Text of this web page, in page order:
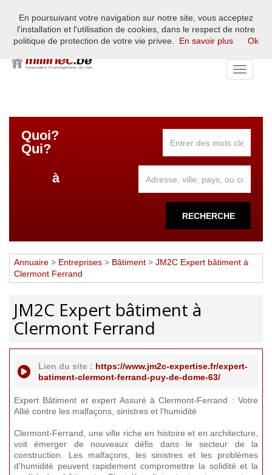
L'annuaire francophone du net européen - France, Belgique,
Suisse, Luxembourg
Toggle
Quoi?
Qui?
à
RECHERCHE
Annuaire > Entreprises > Bâtiment > JM2C Expert bâtiment à
Clermont Ferrand
JM2C Expert bâtiment à
Clermont Ferrand
Lien du site : https://www.jm2c-expertise.fr/expert-
batiment-clermont-ferrand-puy-de-dome-63/
Expert Bâtiment et expert Assuré à Clermont-Ferrand : Votre
Allié contre les malfaçons, sinistres et l'humidité
Clermont-Ferrand, une ville riche en histoire et en architecture,
voit émerger de nouveaux défis dans le secteur de la
construction. Les malfaçons, les sinistres et les problèmes
d'humidité peuvent rapidement compromettre la solidité et la
En poursuivant votre navigation sur notre site, vous acceptez
l'installation et l'utilisation de cookies, dans le respect de notre
politique de protection de votre vie privee.
En savoir plus Ok